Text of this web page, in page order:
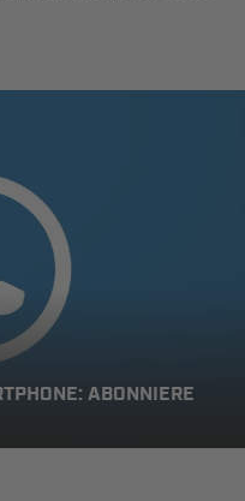
ABONNIERE